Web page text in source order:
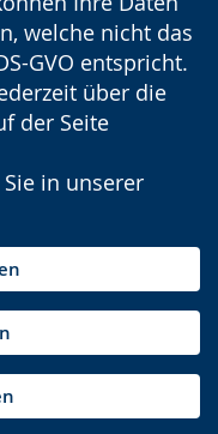
welche nicht das
GVO entspricht.
über die
der Seite
in unserer